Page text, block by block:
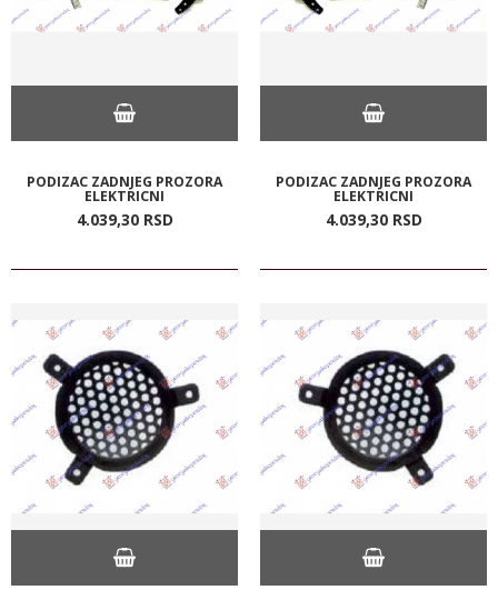
PODIZAC ZADNJEG PROZORA
ELEKTRICNI
4.039,30 RSD
PODIZAC ZADNJEG PROZORA
ELEKTRICNI
4.039,30 RSD